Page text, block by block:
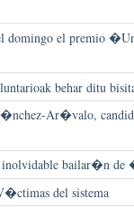
domingo el premio
behar ditu
Ar�valo,
inolvidable bailar�n
del sistema